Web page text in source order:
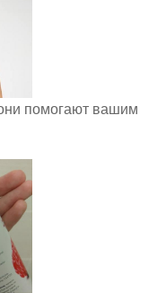
помогают вашим